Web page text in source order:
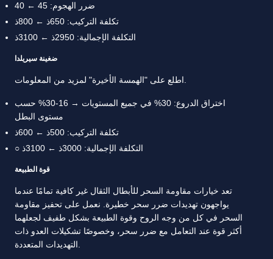
ضرر الهجوم: 45 ← 40
تكلفة التركيب: 650ذ ← 800ذ
التكلفة الإجمالية: 2950ذ ← 3100ذ
ضغينة سيريلدا
اختراق الدروع: 30% في جميع المستويات → 16-30% حسب
مستوى البطل
تكلفة التركيب: 500ذ ← 600ذ
○ التكلفة الإجمالية: 3000ذ ← 3100ذ
قوة الطبيعة
تعد خيارات مقاومة السحر للأبطال الثقال غير كافية تمامًا عندما
يواجهون تهديدات ضرر سحر خطيرة. نعمل على تحفيز مقاومة
السحر في كل من وجه الروح وقوة الطبيعة بشكل طفيف لجعلهما
أكثر قوة عند التعامل مع ضرر سحر، وخصوصًا تشكيلات العدو ذات